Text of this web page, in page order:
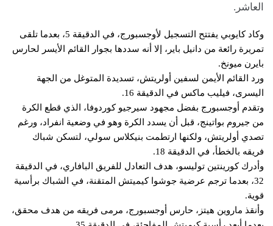
العاشر.
وكاد كايوبي يفتتح التسجيل لأوجسبورج، في الدقيقة 5، بعدما تلقى
تمريرة رائعة من دانيل باير، إلا أنه سددها بجوار القائم الأيسر لحارس
بايرن ميونخ.
ورد القائم الأيمن لسفين أولريتش، تسديدة المتوغل من الجهة
اليسرى، فيليب ماكس في الدقيقة 16.
وتقدم أوجسبورج بفضل مجهود سيرجيو كوردوفا، الذي قطع الكرة
من جيروم بواتينج، قبل أن يسدد الكرة وهو في وضعية انفراد، ورغم
تصدي أولريتش، ولكنها ارتطمت بنيكلاس سولي، لتسكن شباك
فريقه بالخطأ، في الدقيقة 18.
وأدرك كورينتين توليسو، هدف التعادل للفريق البافاري، في الدقيقة
32، بعدما ترجم عرضية جوشوا كيميتش المتقنة، في الشباك برأسية
قوية.
وأنقذ ماروين هيتز، حارس أوجسبورج، مرمى فريقه من هدف محقق،